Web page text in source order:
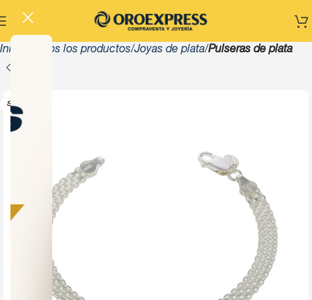
Inicio Todos los productos Joyas de plata Pulseras de plata
SOLD OUT